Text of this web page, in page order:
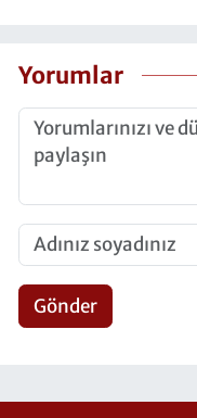
Yorumlar
Gönder